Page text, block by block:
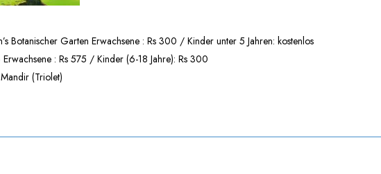
Botanischer Garten Erwachsene : Rs 300 / Kinder unter 5 Jahren: kostenlos
: Rs 575 / Kinder (6-18 Jahre): Rs 300
(Triolet)